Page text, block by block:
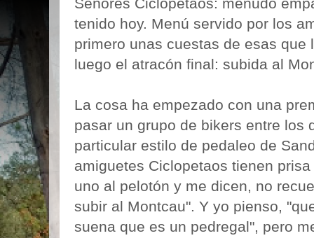
Señores Ciclopetaos: menudo
tenido hoy. Menú servido por los
primero unas cuestas de esas
luego el atracón final: subida al
La cosa ha empezado con una
pasar un grupo de bikers entre los
particular estilo de pedaleo de
amiguetes Ciclopetaos tienen
uno al pelotón y me dicen, no
subir al Montcau". Y yo pienso,
suena que es un pedregal", pero